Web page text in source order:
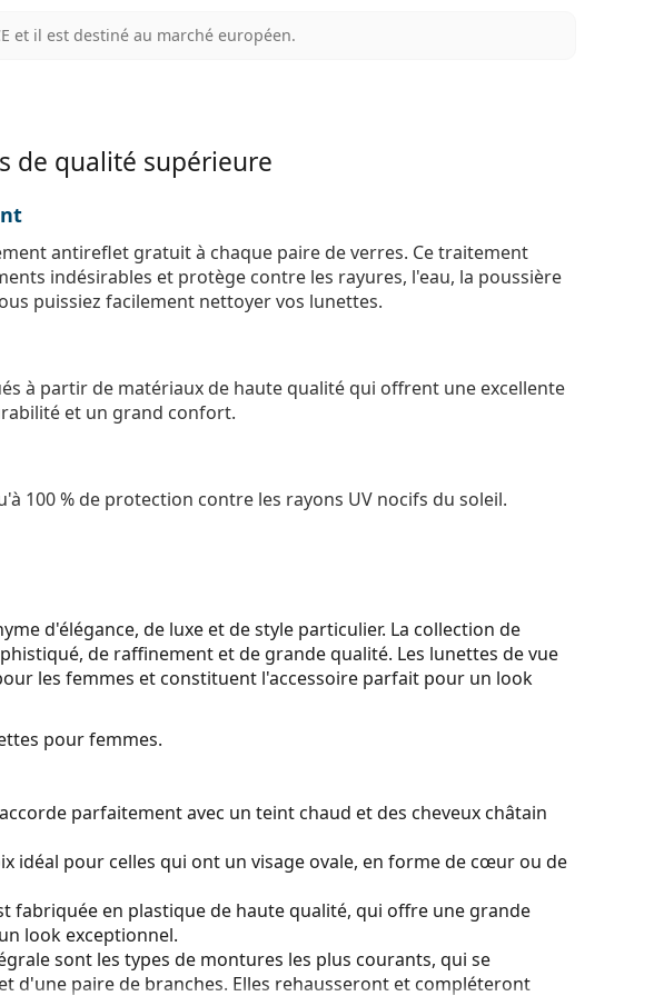
et il est destiné au marché européen.
de qualité supérieure
antireflet gratuit à chaque paire de verres. Ce traitement
indésirables et protège contre les rayures, l'eau, la poussière
puissiez facilement nettoyer vos lunettes.
à partir de matériaux de haute qualité qui offrent une excellente
et un grand confort.
100 % de protection contre les rayons UV nocifs du soleil.
d'élégance, de luxe et de style particulier. La collection de
de raffinement et de grande qualité. Les lunettes de vue
les femmes et constituent l'accessoire parfait pour un look
pour femmes.
parfaitement avec un teint chaud et des cheveux châtain
idéal pour celles qui ont un visage ovale, en forme de cœur ou de
fabriquée en plastique de haute qualité, qui offre une grande
look exceptionnel.
sont les types de montures les plus courants, qui se
d'une paire de branches. Elles rehausseront et compléteront